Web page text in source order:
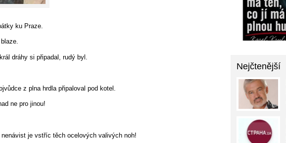
ku Praze.
dráhy si připadal, rudý byl.
z plna hrdla připaloval pod kotel.
ne pro jinou!
je vstříc těch ocelových valivých noh!
Nejčtenější